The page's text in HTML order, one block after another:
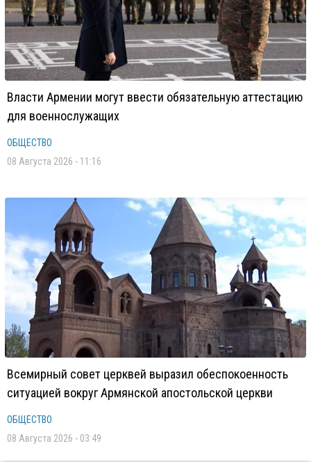
Власти Армении могут ввести обязательную аттестацию
для военнослужащих
ОБЩЕСТВО
08 Августа 2026 - 11:16
Всемирный совет церквей выразил обеспокоенность
ситуацией вокруг Армянской апостольской церкви
ОБЩЕСТВО
08 Августа 2026 - 03:49